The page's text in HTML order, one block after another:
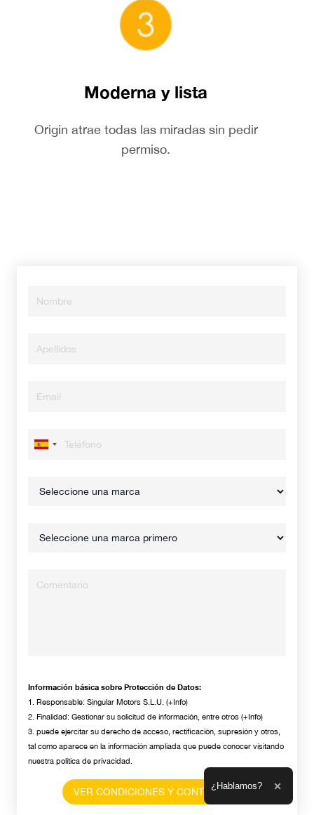
Moderna y lista
Origin atrae todas las miradas sin pedir
permiso.
Información básica sobre Protección de Datos:
1. Responsable: Singular Motors S.L.U. (+Info)
2. Finalidad: Gestionar su solicitud de información, entre otros (+Info)
3. puede ejercitar su derecho de acceso, rectificación, supresión y otros,
tal como aparece en la información ampliada que puede conocer visitando
nuestra política de privacidad
VER CONDICIONES Y CONTINUAR *
¿Hablamos?
Ampliar el texto
Cerrar